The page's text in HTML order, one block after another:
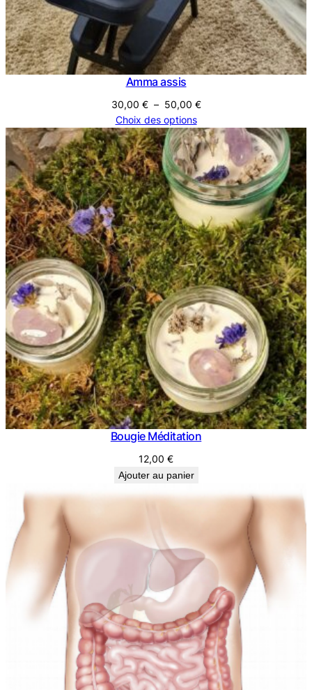
Amma assis
30,00 € – 50,00 €Plage
prix :
30,00 €
50,00 €
Choix des options
Bougie Méditation
12,00 €
Ajouter au panier